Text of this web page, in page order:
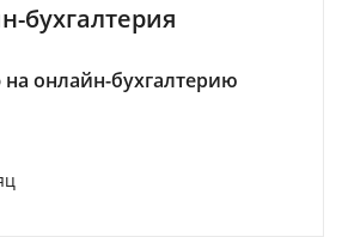
бухгалтерия
онлайн-бухгалтерию